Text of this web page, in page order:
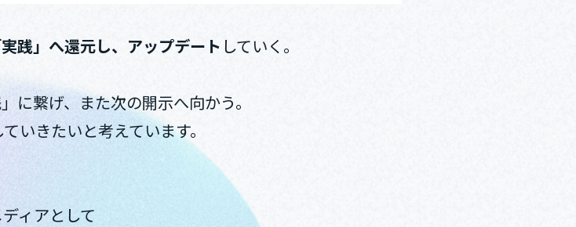
践」へ還元し、アップデート していく。
に繋げ、また次の開示へ向かう。
いきたいと考えています。
ィアとして